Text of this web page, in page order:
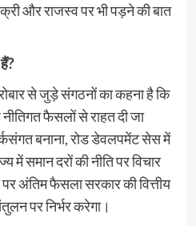
और राजस्व पर भी पड़ने की बात
से जुड़े संगठनों का कहना है कि
फैसलों से राहत दी जा
बनाना, रोड डेवलपमेंट सेस में
में समान दरों की नीति पर विचार
अंतिम फैसला सरकार की वित्तीय
पर निर्भर करेगा।